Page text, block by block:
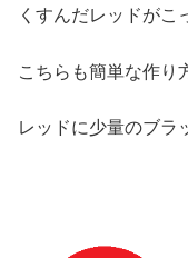
くすんだレッドがこ
こちらも簡単な作り
レッドに少量のブラ